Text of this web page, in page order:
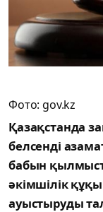
Фото: gov.kz
Қазақстанда
белсенді
бабын
әкімшілік
ауыстыруды